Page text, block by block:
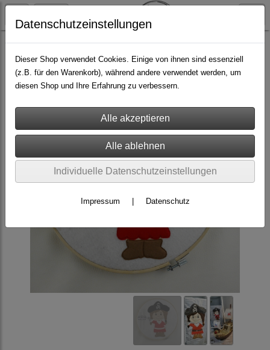
Do it yourself Stickdateien
Datenschutzeinstellungen
Dieser Shop verwendet Cookies. Einige von ihnen sind essenziell
(z.B. für den Warenkorb), während andere verwendet werden, um
diesen Shop und Ihre Erfahrung zu verbessern.
Individuelle Datenschutzeinstellungen
Impressum Datenschutz